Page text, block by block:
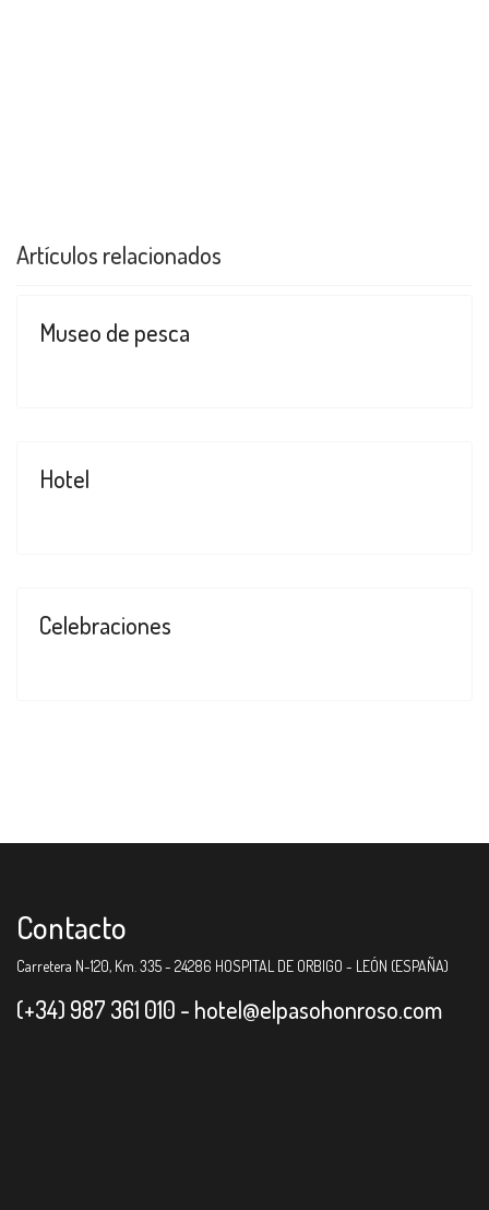
Artículos relacionados
Museo de pesca
Hotel
Celebraciones
Contacto
Carretera N-120, Km. 335 - 24286 HOSPITAL DE ORBIGO - LEÓN (ESPAÑA)
(+34) 987 361 010 - hotel@elpasohonroso.com